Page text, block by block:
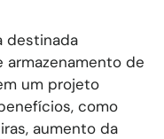
destinada
armazenamento de
um projeto
como
aumento da